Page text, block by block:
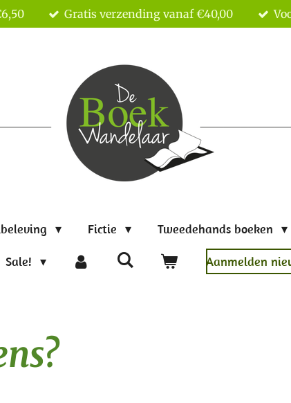
Gratis verzending vanaf €40,00
Fictie Tweedehands boeken
Sale! Aanmelden